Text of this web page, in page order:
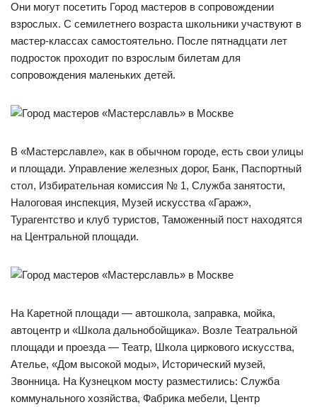
Они могут посетить Город мастеров в сопровождении
взрослых. С семилетнего возраста школьники участвуют в
мастер-классах самостоятельно. После пятнадцати лет
подросток проходит по взрослым билетам для
сопровождения маленьких детей.
В «Мастерславле», как в обычном городе, есть свои улицы
и площади. Управление железных дорог, Банк, Паспортный
стол, Избирательная комиссия № 1, Служба занятости,
Налоговая инспекция, Музей искусства «Гараж»,
Турагентство и клуб туристов, Таможенный пост находятся
на Центральной площади.
На Каретной площади — автошкола, заправка, мойка,
автоцентр и «Школа дальнобойщика». Возле Театральной
площади и проезда — Театр, Школа циркового искусства,
Ателье, «Дом высокой моды», Исторический музей,
Звонница. На Кузнецком мосту разместились: Служба
коммунального хозяйства, Фабрика мебели, Центр